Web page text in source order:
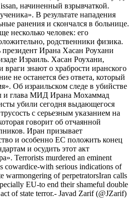
начиненный взрывчаткой.
В результате нападения
ранения и скончался в больнице.
несколько человек: его
родственники физика.
Ирана Хасан Роухани
Израиль. Хасан Роухани,
знают о храбрости иранского
не останется без ответа, который
Об израильском следе в убийстве
и глава МИД Ирана Мохаммад
убили сегодня выдающегося
с серьезным указанием на
говорит об отчаянной
Иран призывает
и особенно ЕС положить конец
и осудить этот акт
Terrorists murdered an eminent
cowardice-with serious indications of
warmongering of perpetratorsIran calls
EU-to end their shameful double
of state terror.- Javad Zarif (@JZarif)